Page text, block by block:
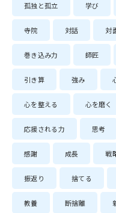
孤独と孤立 学び
寺院 対話 対
巻き込み力 師匠
引き算 強み
心を整える 心を磨く
応援される力 思考
感謝 成長 戦
振返り 捨てる
教養 断捨離